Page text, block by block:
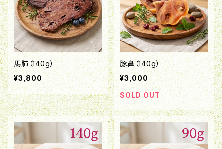
馬肺（140g）
¥3,800
豚鼻（140g）
¥3,000
SOLD OUT